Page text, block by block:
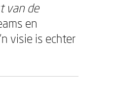
van de
en
visie is echter